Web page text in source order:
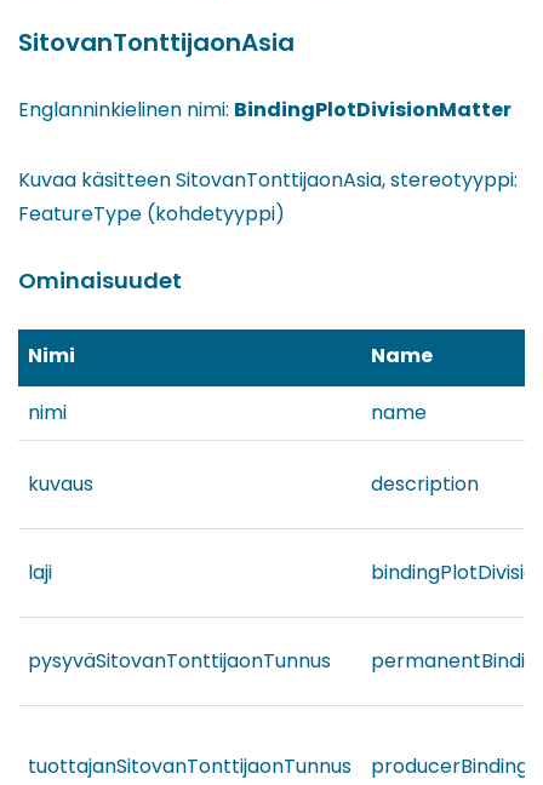
SitovanTonttijaonAsia
Englanninkielinen nimi: BindingPlotDivisionMatter
Kuvaa käsitteen SitovanTonttijaonAsia, stereotyyppi:
FeatureType (kohdetyyppi)
Ominaisuudet
Nimi Name
nimi name
kuvaus description
laji
pysyväSitovanTonttijaonTunnus
tuottajanSitovanTonttijaonTunnus